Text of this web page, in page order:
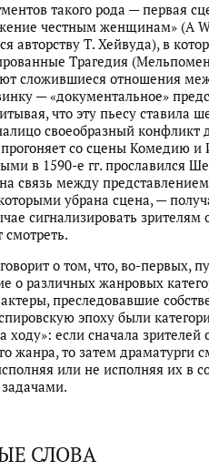
такого рода — первая
честным женщинам» (A
авторству Т. Хейвуда), в
Трагедия
сложившиеся отношения
— «документальное»
что эту пьесу ставила
своеобразный конфликт
со сцены Комедию и
в 1590-е гг. прославился
связь между
убрана сцена, —
сигнализировать
смотреть.
о том, что, во-первых,
о различных жанровых
преследовавшие
эпоху были
ходу»: если сначала
жанра, то затем драматурги
или не исполняя их в
СЛОВА